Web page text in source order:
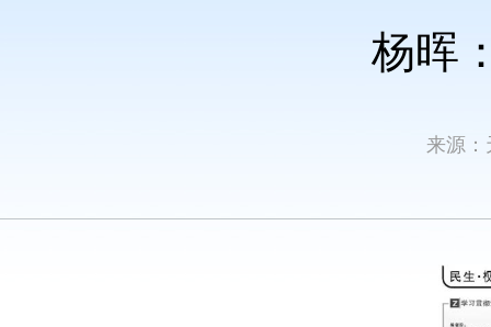
杨晖
来源